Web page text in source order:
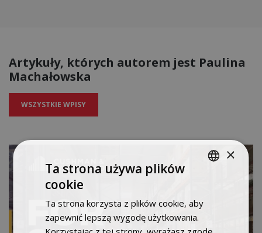
Artykuły, których autorem jest Paulina
Machałowska
WSZYSTKIE WPISY
ENGLISH
×
Ta strona używa plików
cookie
Ta strona korzysta z plików cookie, aby
zapewnić lepszą wygodę użytkowania.